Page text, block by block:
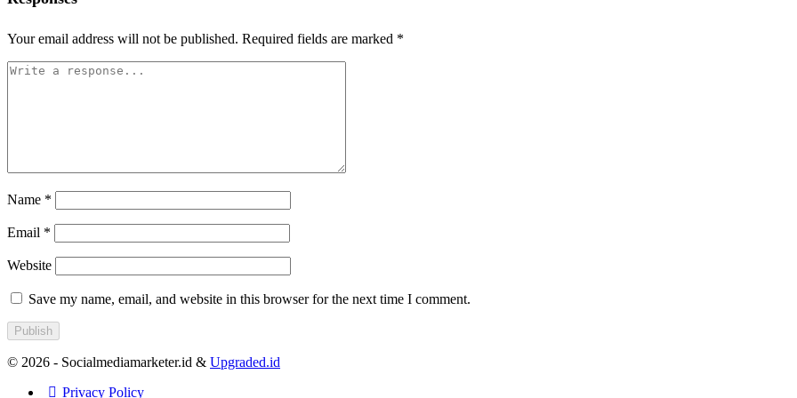
Your email address will not be published. Required fields are marked *
Name *
Email *
Website
Save my name, email, and website in this browser for the next time I comment.
© 2026 - Socialmediamarketer.id & Upgraded.id
Privacy Policy